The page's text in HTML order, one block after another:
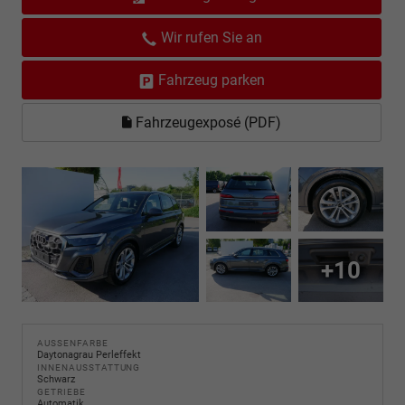
Wir rufen Sie an
Fahrzeug parken
Fahrzeugexposé (PDF)
+10
AUSSENFARBE
Daytonagrau Perleffekt
INNENAUSSTATTUNG
Schwarz
GETRIEBE